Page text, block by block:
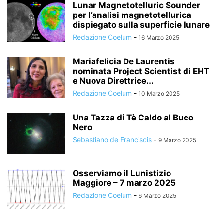
Lunar Magnetotelluric Sounder
per l’analisi magnetotellurica
dispiegato sulla superficie lunare
Redazione Coelum - 16 Marzo 2025
Mariafelicia De Laurentis
nominata Project Scientist di EHT
e Nuova Direttrice...
Redazione Coelum - 10 Marzo 2025
Una Tazza di Tè Caldo al Buco
Nero
Sebastiano de Franciscis - 9 Marzo 2025
Osserviamo il Lunistizio
Maggiore – 7 marzo 2025
Redazione Coelum - 6 Marzo 2025